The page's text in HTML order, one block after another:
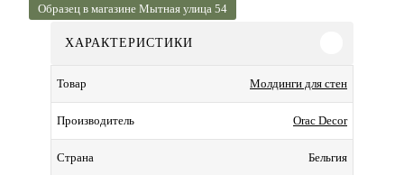
Образец в магазине Мытная улица 54
ХАРАКТЕРИСТИКИ
Товар Молдинги для стен
Производитель Orac Decor
Страна Бельгия